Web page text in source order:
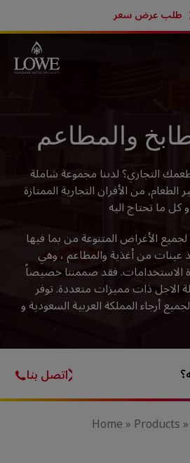
طلب عرض سعر
والمطاعم
التجاري؟ لدىنا مجموعة شاملة
من الأفران التجارية الممتازة
كل ما تحتاج اليه
الأغراض المتنوعة من بما فيها
عينات من أغذية والمطاعم ، وهي
الاستخدامات. فقد صممننا خصيصاً
الاجل ذات مميزات متعددة. توفر
أرجاء المملكة العربية السعودية و
اتصل بنا
Home» Products»